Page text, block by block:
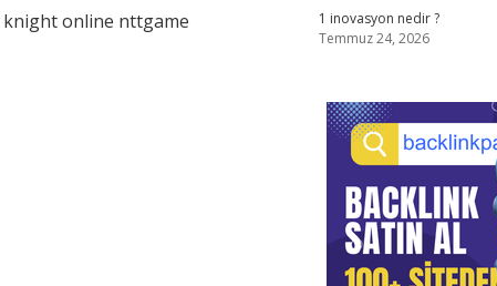
knight online nttgame
1 inovasyon nedir ?
Temmuz 24, 2026